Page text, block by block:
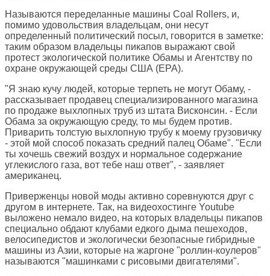
Называются переделанные машины Coal Rollers, и,
помимо удовольствия владельцам, они несут
определенный политический посыл, говорится в заметке:
таким образом владельцы пикапов выражают свой
протест экологической политике Обамы и Агентству по
охране окружающей среды США (EPA).
"Я знаю кучу людей, которые терпеть не могут Обаму, -
рассказывает продавец специализированного магазина
по продаже выхлопных труб из штата Висконсин. - Если
Обама за окружающую среду, то мы будем против.
Приварить толстую выхлопную трубу к моему грузовичку
- этой мой способ показать средний палец Обаме". "Если
ты хочешь свежий воздух и нормальное содержание
углекислого газа, вот тебе наш ответ", - заявляет
американец.
Приверженцы новой моды активно соревнуются друг с
другом в интернете. Так, на видеохостинге Youtube
выложено немало видео, на которых владельцы пикапов
специально обдают клубами едкого дыма пешеходов,
велосипедистов и экологически безопасные гибридные
машины из Азии, которые на жаргоне "роллин-коулеров"
называются "машинками с рисовыми двигателями".